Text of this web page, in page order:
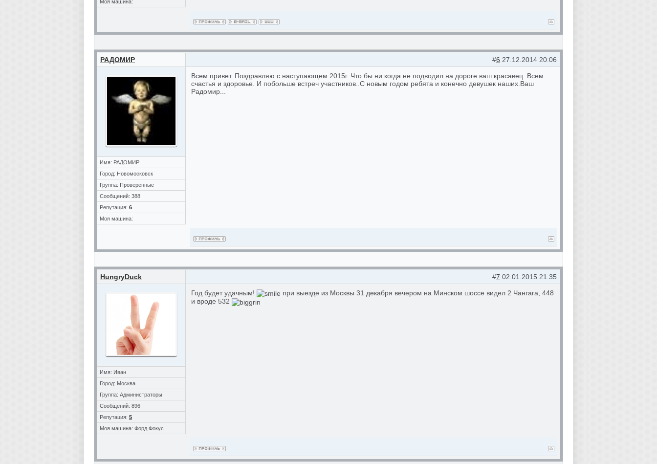
Моя машина:
РАДОМИР
Имя: РАДОМИР
Город: Новомосковск
Группа: Проверенные
Сообщений: 388
Репутация: 6
Моя машина:
#6 27.12.2014 20:06
Всем привет. Поздравляю с наступающем 2015г. Что бы ни когда не подводил на дороге ваш красавец. Всем
счастья и здоровье. И побольше встреч участников..С новым годом ребята и конечно девушек наших.Ваш
Радомир...
HungryDuck
Имя: Иван
Город: Москва
Группа: Администраторы
Сообщений: 896
Репутация: 5
Моя машина: Форд Фокус
#7 02.01.2015 21:35
Год будет удачным!
при выезде из Москвы 31 декабря вечером на Минском шоссе видел 2 Чангага, 448
и вроде 532